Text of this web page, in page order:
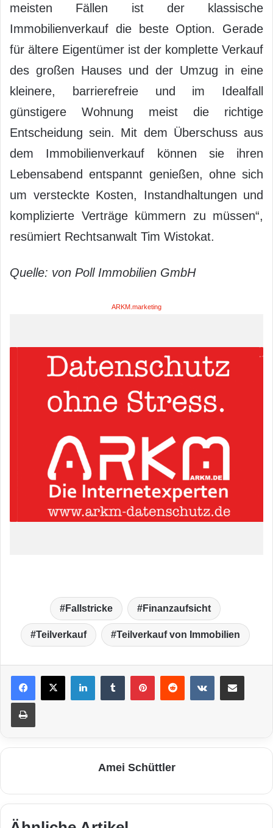
meisten Fällen ist der klassische
Immobilienverkauf die beste Option. Gerade
für ältere Eigentümer ist der komplette Verkauf
des großen Hauses und der Umzug in eine
kleinere, barrierefreie und im Idealfall
günstigere Wohnung meist die richtige
Entscheidung sein. Mit dem Überschuss aus
dem Immobilienverkauf können sie ihren
Lebensabend entspannt genießen, ohne sich
um versteckte Kosten, Instandhaltungen und
komplizierte Verträge kümmern zu müssen“,
resümiert Rechtsanwalt Tim Wistokat.
Quelle: von Poll Immobilien GmbH
ARKM.marketing
Fallstricke Finanzaufsicht
Teilverkauf Teilverkauf von Immobilien
LinkedIn VKontakte
Drucken
Amei Schüttler